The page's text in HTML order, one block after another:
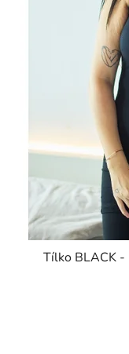
Tílko BLACK -